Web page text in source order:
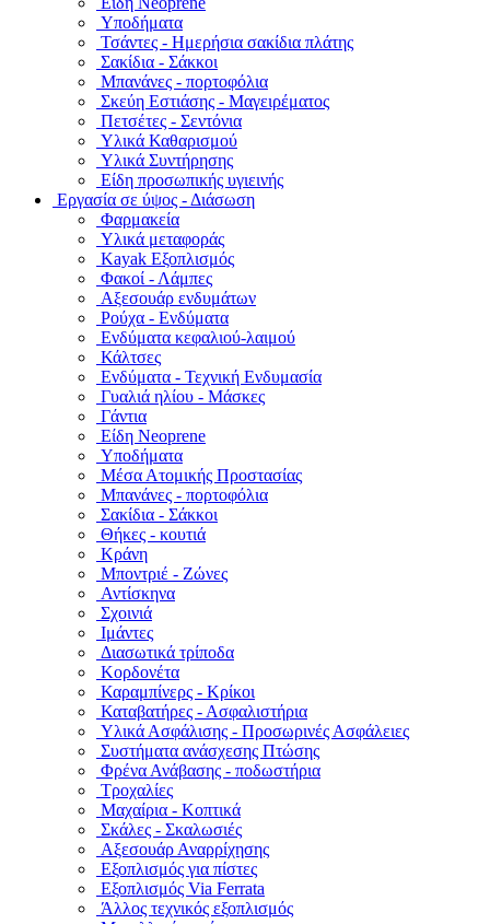
Υποδήματα
Τσάντες - Ημερήσια σακίδια πλάτης
Σακίδια - Σάκκοι
Μπανάνες - πορτοφόλια
Σκεύη Εστιάσης - Μαγειρέματος
Πετσέτες - Σεντόνια
Υλικά Καθαρισμού
Υλικά Συντήρησης
Είδη προσωπικής υγιεινής
Εργασία σε ύψος - Διάσωση
Φαρμακεία
Υλικά μεταφοράς
Kayak Εξοπλισμός
Φακοί - Λάμπες
Αξεσουάρ ενδυμάτων
Ρούχα - Ενδύματα
Ενδύματα κεφαλιού-λαιμού
Κάλτσες
Ενδύματα - Τεχνική Ενδυμασία
Γυαλιά ηλίου - Μάσκες
Γάντια
Είδη Neoprene
Υποδήματα
Μέσα Ατομικής Προστασίας
Μπανάνες - πορτοφόλια
Σακίδια - Σάκκοι
Θήκες - κουτιά
Κράνη
Μποντριέ - Ζώνες
Αντίσκηνα
Σχοινιά
Ιμάντες
Διασωτικά τρίποδα
Κορδονέτα
Καραμπίνερς - Κρίκοι
Καταβατήρες - Ασφαλιστήρια
Υλικά Ασφάλισης - Προσωρινές Ασφάλειες
Συστήματα ανάσχεσης Πτώσης
Φρένα Ανάβασης - ποδωστήρια
Τροχαλίες
Μαχαίρια - Κοπτικά
Σκάλες - Σκαλωσιές
Αξεσουάρ Αναρρίχησης
Εξοπλισμός για πίστες
Εξοπλισμός Via Ferrata
Άλλος τεχνικός εξοπλισμός